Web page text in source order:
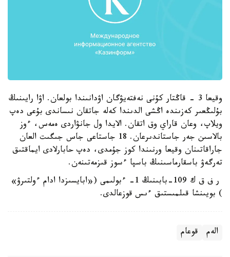
وقيعا 3 - قاڭتار كۇنى نەفتەيۋگان اۋدانىندا بولعان. اۋا رايىنىڭ
بۇلىڭعىر كەزىندە اڭشى الدىندا كەلە جاتقان نىساندى بۇعى دەپ
ويلاپ، وعان قاراي وق اتقان. الايدا ول جانۋاردى ەمەس، ءوز
بالاسىن جەر جاستاندىرعان. 18 جاستاعى جاس جىگىت العان
جاراقاتىنان وقيعا ورنىندا كوز جۇمدى، دەپ حابارلادى ايماقتىق
تەرگەۋ باسقارماسىنىڭ باسپا ءسوز قىزمەتىنەن.
ر ف ق ك 109-بابىنىڭ 1- ءبولىمى («ابايسىزدا ادام ءولتىرۋ»
) بويىنشا قىلمىستىق ءىس قوزعالدى.
الەم قوعام